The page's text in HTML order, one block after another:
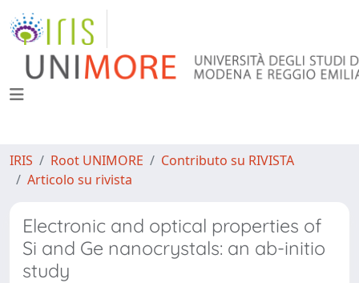
IRIS Root UNIMORE
Contributo su RIVISTA
Articolo su rivista
Electronic and optical properties of
Si and Ge nanocrystals: an ab-initio
study